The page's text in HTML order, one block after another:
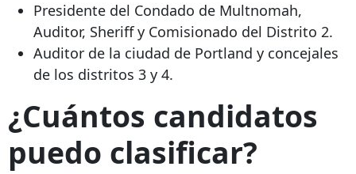
Presidente del Condado de Multnomah,
Auditor, Sheriff y Comisionado del Distrito 2.
Auditor de la ciudad de Portland y concejales
de los distritos 3 y 4.
¿Cuántos candidatos
puedo clasificar?